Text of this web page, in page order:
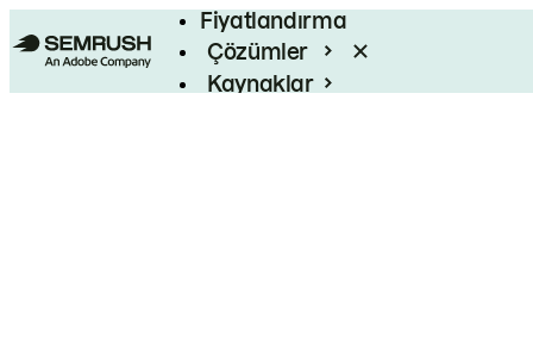
Fiyatlandırma
Çözümler
Kaynaklar